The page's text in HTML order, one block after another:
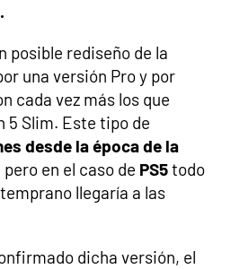
posible rediseño de la
una versión Pro y por
cada vez más los que
5 Slim. Este tipo de
desde la época de la
pero en el caso de PS5todo
llegaría a las
dicha versión, el